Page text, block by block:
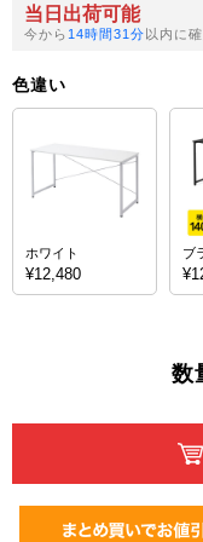
当日出荷可能
今から 14時間31分以内に
色違い
ホワイト
¥12,480
ブ
数